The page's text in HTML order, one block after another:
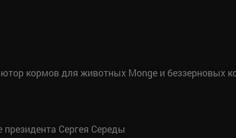
кормов для животных Monge и беззерновых
Сергея Середы